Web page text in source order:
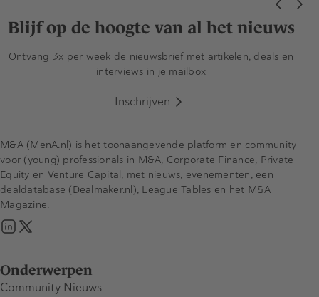
Blijf op de hoogte van al het nieuws
Ontvang 3x per week de nieuwsbrief met artikelen, deals en
interviews in je mailbox
Inschrijven
Onderwerpen
Community Nieuws
M&A (MenA.nl) is het toonaangevende platform en community
voor (young) professionals in M&A, Corporate Finance, Private
Equity en Venture Capital, met nieuws, evenementen, een
dealdatabase (Dealmaker.nl), League Tables en het M&A
Magazine.